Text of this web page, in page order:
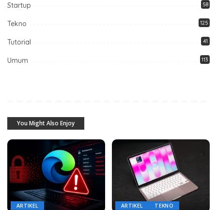
Startup 58
Tekno 125
Tutorial 41
Umum 113
You Might Also Enjoy
ARTIKEL ARTIKEL TEKNO